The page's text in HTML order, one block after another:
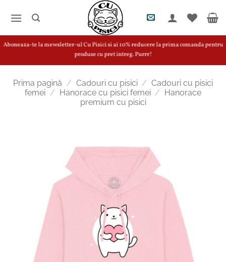
Aboneaza-te la mewsletter-ul Cu Pisici si ai 10% reducere la prima comanda pentru
produse cu pret intreg. Purrr!
Prima pagină / Cadouri cu pisici / Cadouri cu pisici
femei / Hanorace cu pisici femei / Hanorace
premium cu pisici